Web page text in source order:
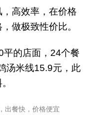
高效率，在价格
做极致性价比。
平的店面，24个餐
汤米线15.9元，此
出餐快，价格便宜